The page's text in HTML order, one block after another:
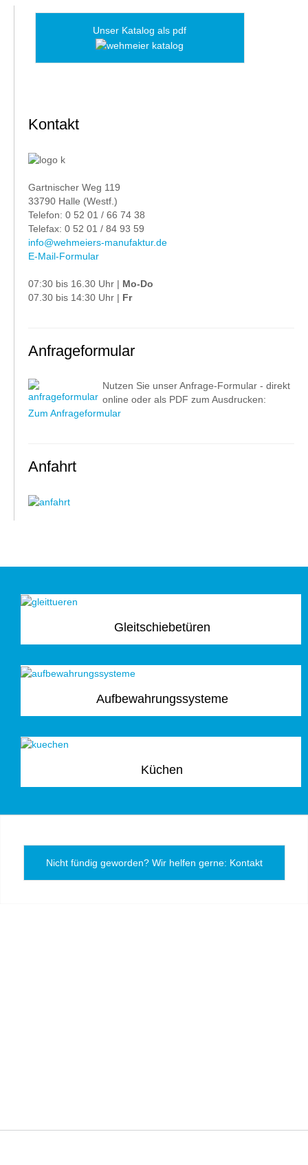
Unser Katalog als pdf
Kontakt
Gartnischer Weg 119
33790 Halle (Westf.)
Telefon: 0 52 01 / 66 74 38
Telefax: 0 52 01 / 84 93 59
info@wehmeiers-manufaktur.de
E-Mail-Formular
07:30 bis 16.30 Uhr | Mo-Do
07.30 bis 14:30 Uhr | Fr
Anfrageformular
Nutzen Sie unser Anfrage-Formular - direkt
online oder als PDF zum Ausdrucken:
Zum Anfrageformular
Anfahrt
Gleitschiebetüren
Aufbewahrungssysteme
Küchen
Nicht fündig geworden? Wir helfen gerne: Kontakt